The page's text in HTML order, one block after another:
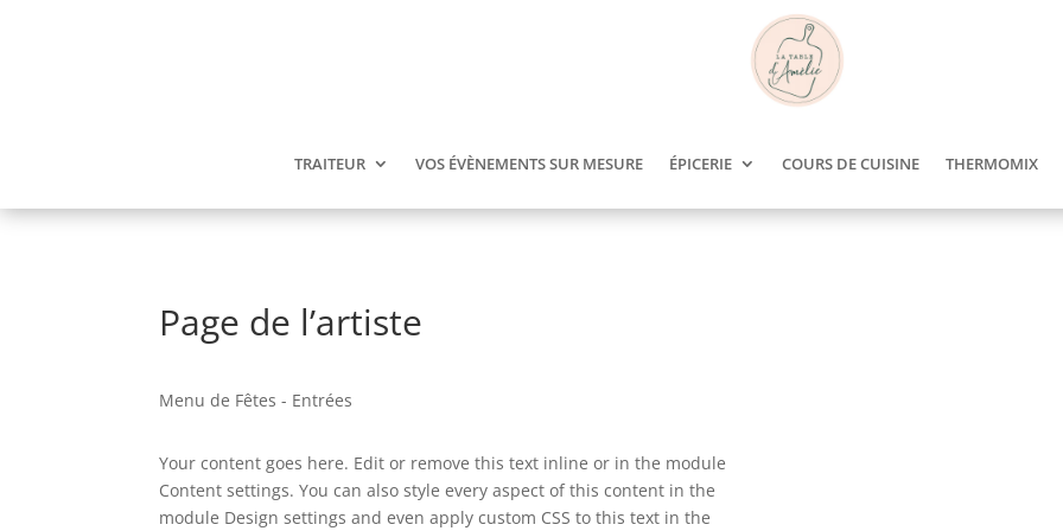
TRAITEUR VOS ÉVÈNEMENTS SUR MESURE ÉPICERIE COURS DE CUISINE THERMOMIX
Page de l’artiste
Menu de Fêtes - Entrées
Your content goes here. Edit or remove this text inline or in the module
Content settings. You can also style every aspect of this content in the
module Design settings and even apply custom CSS to this text in the